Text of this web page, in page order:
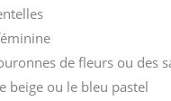
de fleurs ou des
beige ou le bleu pastel